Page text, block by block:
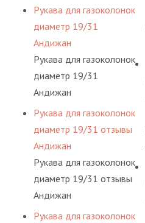
Рукава для газоколонок
диаметр 19/31
Андижан
Рукава для газоколонок
диаметр 19/31
Андижан
Рукава для газоколонок
диаметр 19/31 отзывы
Андижан
Рукава для газоколонок
диаметр 19/31 отзывы
Андижан
Рукава для газоколонок